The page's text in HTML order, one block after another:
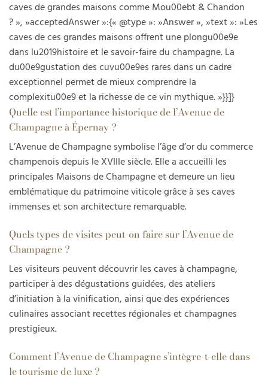
caves de grandes maisons comme Mou00ebt & Chandon
? », »acceptedAnswer »:{« @type »: »Answer », »text »: »Les
caves de ces grandes maisons offrent une plongu00e9e
dans lu2019histoire et le savoir-faire du champagne. La
du00e9gustation des cuvu00e9es rares dans un cadre
exceptionnel permet de mieux comprendre la
complexitu00e9 et la richesse de ce vin mythique. »}}]}
Quelle est l’importance historique de l’Avenue de
Champagne à Épernay ?
L’Avenue de Champagne symbolise l’âge d’or du commerce
champenois depuis le XVIIIe siècle. Elle a accueilli les
principales Maisons de Champagne et demeure un lieu
emblématique du patrimoine viticole grâce à ses caves
immenses et son architecture remarquable.
Quels types de visites peut-on faire sur l’Avenue de
Champagne ?
Les visiteurs peuvent découvrir les caves à champagne,
participer à des dégustations guidées, des ateliers
d’initiation à la vinification, ainsi que des expériences
culinaires associant recettes régionales et champagnes
prestigieux.
Comment l’Avenue de Champagne s’intègre-t-elle dans
le tourisme de luxe ?